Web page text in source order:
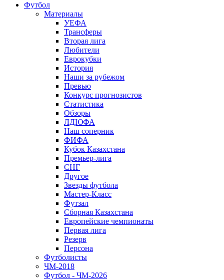
Футбол
Материалы
УЕФА
Трансферы
Вторая лига
Любители
Еврокубки
История
Наши за рубежом
Превью
Конкурс прогнозистов
Статистика
Обзоры
ЛДЮФА
Наш соперник
ФИФА
Кубок Казахстана
Премьер-лига
СНГ
Другое
Звезды футбола
Мастер-Класс
Футзал
Сборная Казахстана
Европейские чемпионаты
Первая лига
Резерв
Персона
Футболисты
ЧМ-2018
Футбол - ЧМ-2026